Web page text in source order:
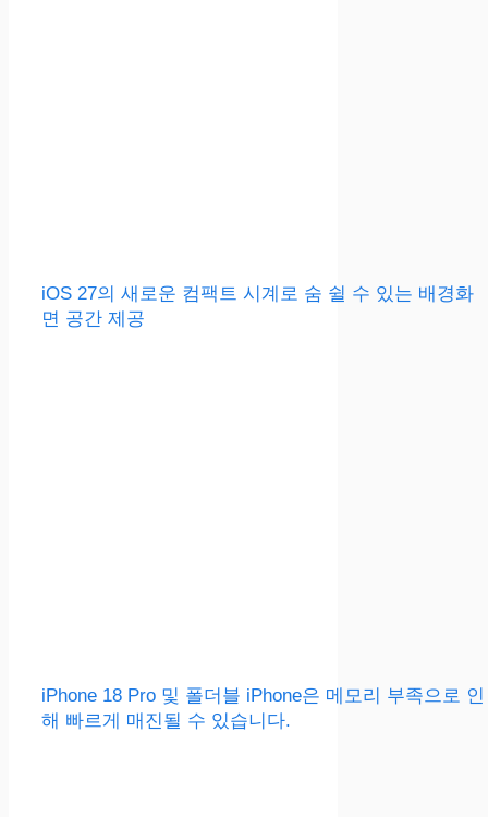
iOS 27의 새로운 컴팩트 시계로 숨 쉴 수 있는 배경화
면 공간 제공
iPhone 18 Pro 및 폴더블 iPhone은 메모리 부족으로 인
해 빠르게 매진될 수 있습니다.